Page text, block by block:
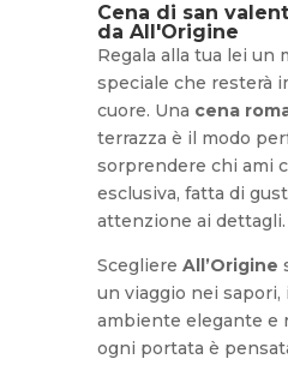
Cena di san
da All'Origine
Regala alla tua lei un
speciale che resterà
cuore. Una cena
terrazza è il modo
sorprendere chi ami
esclusiva, fatta di
attenzione ai dettagli.
Scegliere All’Origine
un viaggio nei
ambiente elegante e
ogni portata è